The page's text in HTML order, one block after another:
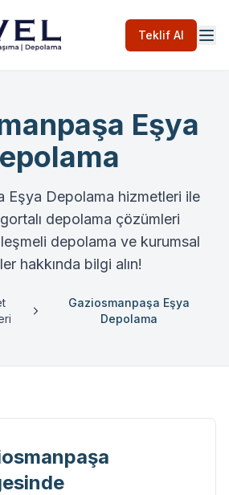
Teklif Al
Eşya
Eşya Depolama hizmetleri ile
depolama çözümleri
depolama ve kurumsal
hakkında bilgi alın!
Gaziosmanpaşa Eşya
Depolama